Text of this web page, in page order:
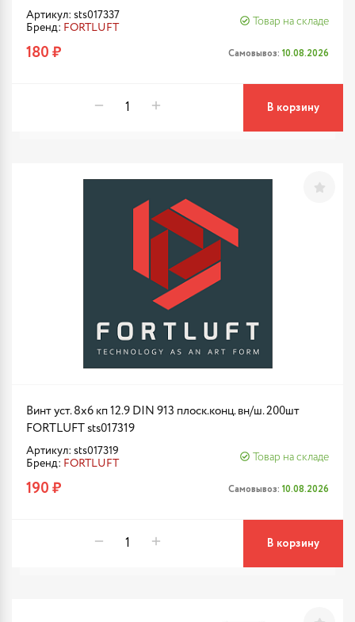
Артикул: sts017337
Бренд: FORTLUFT
Товар на складе
180 ₽ Самовывоз: 10.08.2026
В корзину
Винт уст. 8х6 кп 12.9 DIN 913 плоск.конц. вн/ш. 200шт
FORTLUFT sts017319
Артикул: sts017319
Бренд: FORTLUFT
Товар на складе
190 ₽ Самовывоз: 10.08.2026
В корзину